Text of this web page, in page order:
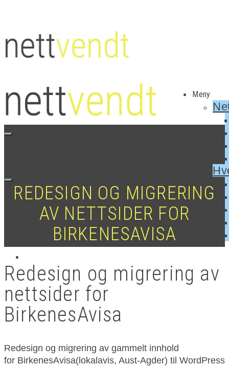
Meny
REDESIGN OG MIGRERING
AV NETTSIDER FOR
BIRKENESAVISA
Redesign og migrering av
nettsider for
BirkenesAvisa
Redesign og migrering av gammelt innhold
for BirkenesAvisa(lokalavis, Aust-Agder) til WordPress